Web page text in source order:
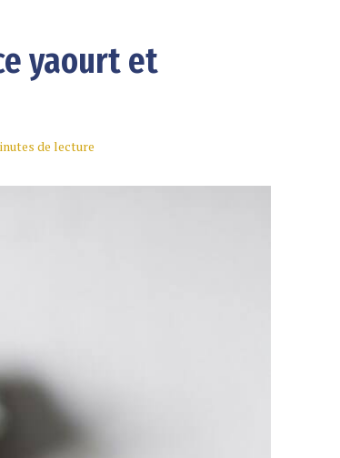
yaourt et
de lecture